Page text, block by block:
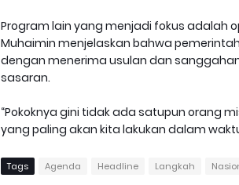
Program lain yang menjadi fokus adalah
Muhaimin menjelaskan bahwa
dengan menerima usulan dan
sasaran.
“Pokoknya gini tidak ada satupun orang
yang paling akan kita lakukan dalam
Tags Agenda Headline Langkah